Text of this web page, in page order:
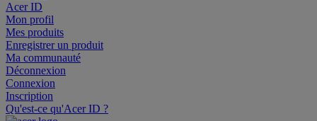
Acer ID
Mon profil
Mes produits
Enregistrer un produit
Ma communauté
Déconnexion
Connexion
Inscription
Qu'est-ce qu'Acer ID ?